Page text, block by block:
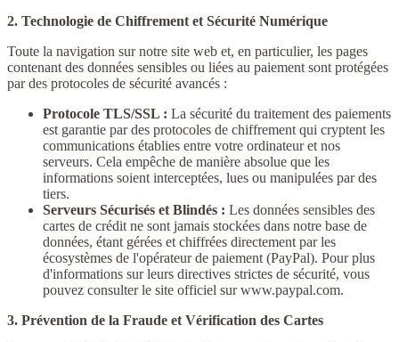
2. Technologie de Chiffrement et Sécurité Numérique
Toute la navigation sur notre site web et, en particulier, les pages
contenant des données sensibles ou liées au paiement sont protégées
par des protocoles de sécurité avancés :
Protocole TLS/SSL : La sécurité du traitement des paiements
est garantie par des protocoles de chiffrement qui cryptent les
communications établies entre votre ordinateur et nos
serveurs. Cela empêche de manière absolue que les
informations soient interceptées, lues ou manipulées par des
tiers.
Serveurs Sécurisés et Blindés : Les données sensibles des
cartes de crédit ne sont jamais stockées dans notre base de
données, étant gérées et chiffrées directement par les
écosystèmes de l'opérateur de paiement (PayPal). Pour plus
d'informations sur leurs directives strictes de sécurité, vous
pouvez consulter le site officiel sur www.paypal.com.
3. Prévention de la Fraude et Vérification des Cartes